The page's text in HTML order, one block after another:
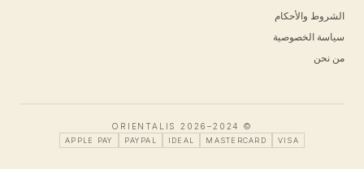
الشروط والأحكام
سياسة الخصوصية
من نحن
© 2024–2026 ORIENTALIS
VISA
MASTERCARD
IDEAL
PAYPAL
APPLE PAY